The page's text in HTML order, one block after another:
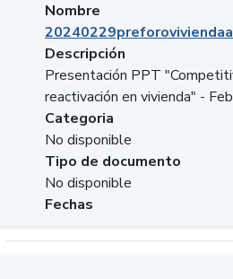
Nombre
Descripción
Presentación PPT
reactivación en vivienda" -
Categoria
No disponible
Tipo de documento
No disponible
Fechas